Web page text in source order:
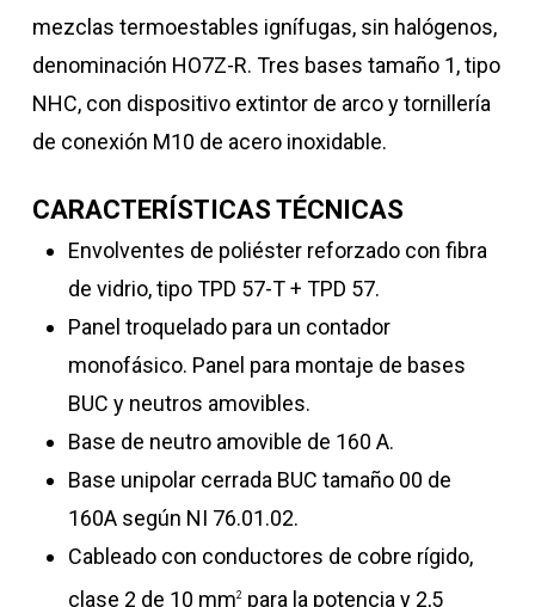
mezclas termoestables ignífugas, sin halógenos,
denominación HO7Z-R. Tres bases tamaño 1, tipo
NHC, con dispositivo extintor de arco y tornillería
de conexión M10 de acero inoxidable.
CARACTERÍSTICAS TÉCNICAS
Envolventes de poliéster reforzado con fibra
de vidrio, tipo TPD 57-T + TPD 57.
Panel troquelado para un contador
monofásico. Panel para montaje de bases
BUC y neutros amovibles.
Base de neutro amovible de 160 A.
Base unipolar cerrada BUC tamaño 00 de
160A según NI 76.01.02.
Cableado con conductores de cobre rígido,
clase 2 de 10 mm2para la potencia y 2,5